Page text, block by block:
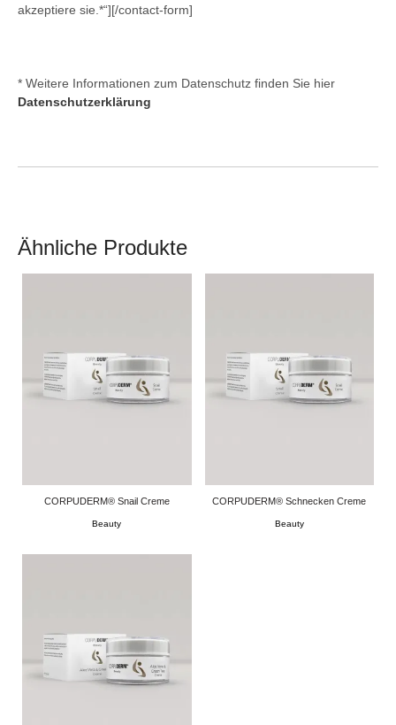
akzeptiere sie.*“][/contact-form]
* Weitere Informationen zum Datenschutz finden Sie hier
Datenschutzerklärung
Ähnliche Produkte
CORPUDERM® Snail Creme
Beauty
CORPUDERM® Schnecken Creme
Beauty